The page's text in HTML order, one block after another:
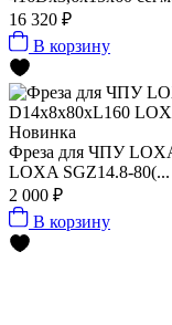
16 320 ₽
В корзину
Новинка
Фреза для ЧПУ
LOXA SGZ14.8-80(...
2 000 ₽
В корзину